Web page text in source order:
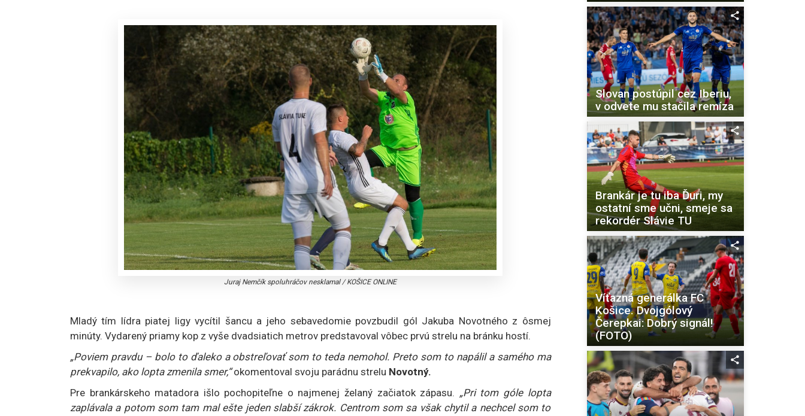
Juraj Nemčík spoluhráčov nesklamal/KOŠICE ONLINE
Mladý tím lídra piatej ligy vycítil šancu a jeho sebavedomie povzbudil gól Jakuba Novotného z ôsmej
minúty. Vydarený priamy kop z vyše dvadsiatich metrov predstavoval vôbec prvú strelu na bránku hostí.
„Poviem pravdu – bolo to ďaleko a obstreľovať som to teda nemohol. Preto som to napálil a samého ma
prekvapilo, ako lopta zmenila smer,“okomentoval svoju parádnu strelu Novotný.
Pre brankárskeho matadora išlo pochopiteľne o najmenej želaný začiatok zápasu. „Pri tom góle lopta
zaplávala a potom som tam mal ešte jeden slabší zákrok. Centrom som sa však chytil a nechcel som to
Slovan postúpil cez Iberiu,
v odvete mu stačila remíza
Brankár je tu iba Ďuri, my
ostatní sme učni, smeje sa
rekordér Slávie TU
Víťazná generálka FC
Košice. Dvojgólový
Čerepkai: Dobrý signál!
(FOTO)